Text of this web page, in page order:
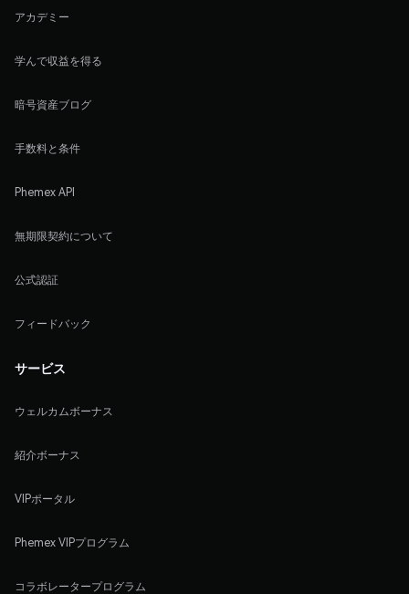
アカデミー
学んで収益を得る
暗号資産ブログ
手数料と条件
Phemex API
無期限契約について
公式認証
フィードバック
サービス
ウェルカムボーナス
紹介ボーナス
VIPポータル
Phemex VIPプログラム
コラボレータープログラム